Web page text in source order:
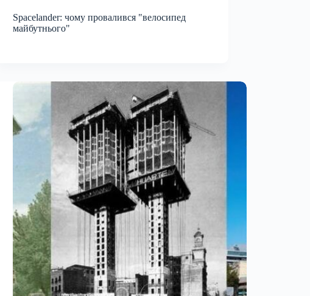
Spacelander: чому провалився "велосипед
майбутнього"